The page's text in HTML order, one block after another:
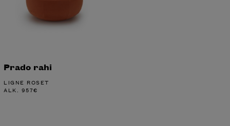
Prado rahi
LIGNE ROSET
ALK. 957€